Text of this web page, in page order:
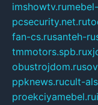
imshowtv.ru
pcsecurity.net.ru
fan-cs.rusanteh-
tmmotors.spb.ru
obustrojdom.ru
ppknews.rucult-
proekciyamebel.ru